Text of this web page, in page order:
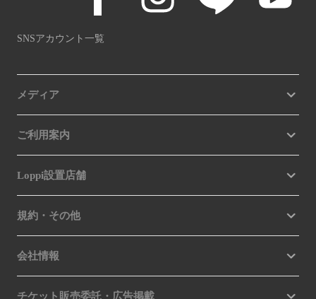
SNSアカウント一覧
メディア
ご利用案内
Loppi設置店舗
規約・その他
会社情報
チケット販売委託・広告掲載